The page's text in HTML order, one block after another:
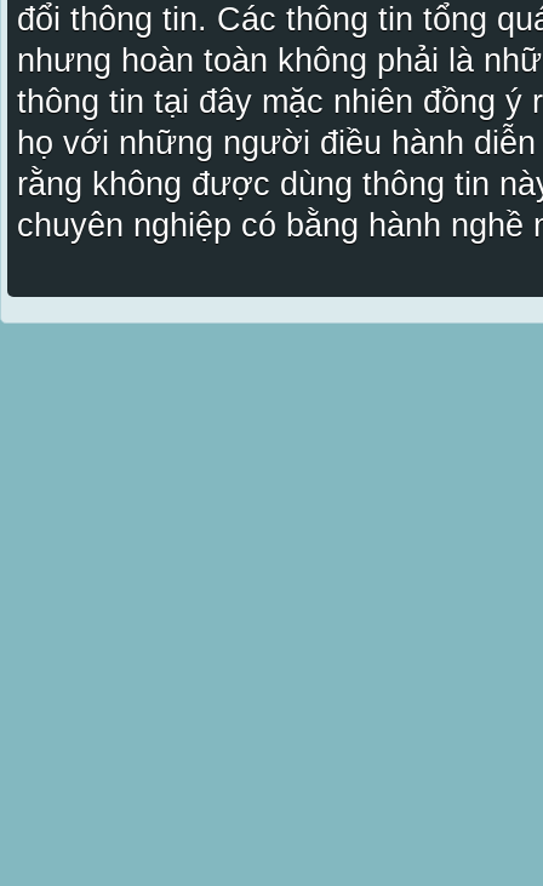
đổi thông tin. Các thông tin tổng
nhưng hoàn toàn không phải là
thông tin tại đây mặc nhiên đồng ý
họ với những người điều hành
rằng không được dùng thông tin
chuyên nghiệp có bằng hành